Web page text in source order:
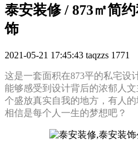
泰安装修 / 873㎡简
饰
2021-05-21 17:45:43 taqzzs 1771
这是一套面积在873平的私宅设
能够感受到设计背后的浓郁人
个盛放真实自我的地方，有人
相信是每个人一生的梦想吧？